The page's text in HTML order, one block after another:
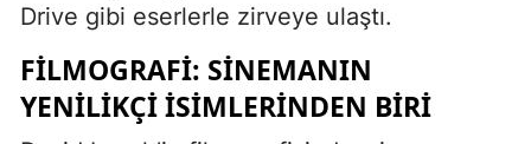
Drive gibi eserlerle zirveye ulaştı.
FILMOGRAFI: SINEMANIN
YENILIKÇI İSIMLERINDEN BIRI